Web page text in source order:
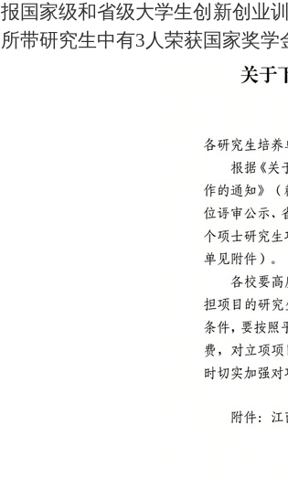
报国家级和省级大学生创新创业
所带研究生中有3人荣获国家奖学